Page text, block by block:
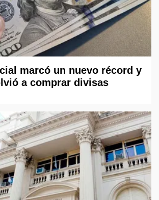
marcó un nuevo récord y
a comprar divisas